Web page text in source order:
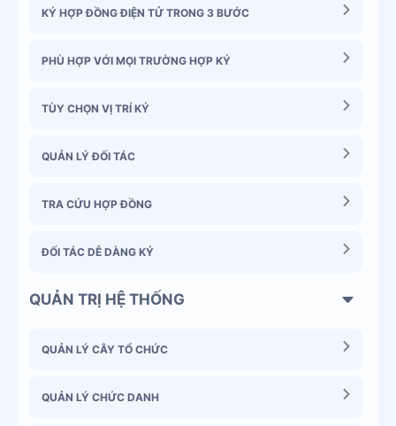
KÝ HỢP ĐỒNG ĐIỆN TỬ TRONG 3 BƯỚC
PHÙ HỢP VỚI MỌI TRƯỜNG HỢP KÝ
TÙY CHỌN VỊ TRÍ KÝ
QUẢN LÝ ĐỐI TÁC
TRA CỨU HỢP ĐỒNG
ĐỐI TÁC DỄ DÀNG KÝ
QUẢN TRỊ HỆ THỐNG
QUẢN LÝ CÂY TỔ CHỨC
QUẢN LÝ CHỨC DANH